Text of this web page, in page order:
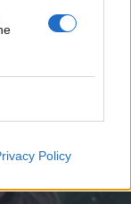
Policy